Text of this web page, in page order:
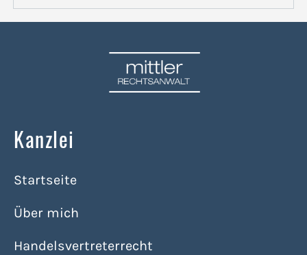
Kanzlei
Startseite
Über mich
Handelsvertreterrecht